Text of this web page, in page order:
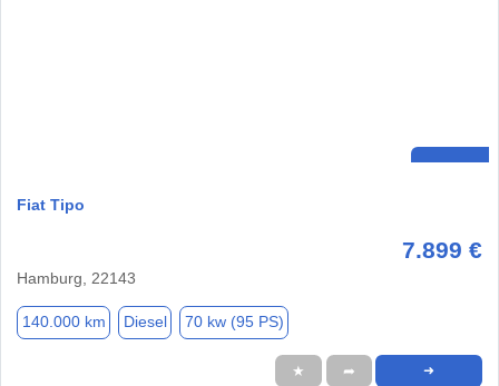
Fiat Tipo
7.899 €
Hamburg, 22143
140.000 km Diesel 70 kw (95 PS)
★ ➦ ➜